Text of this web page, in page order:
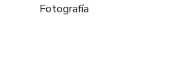
Fotografía